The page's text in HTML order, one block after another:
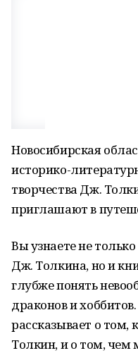
Новосибирская
историко-
творчества Дж.
приглашают в
Вы узнаете не
Дж. Толкина, но и
глубже понять
драконов и
рассказывает о том,
Толкин, и о том, чем